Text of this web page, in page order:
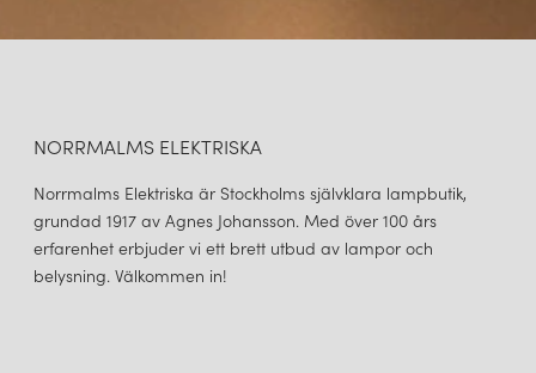
NORRMALMS ELEKTRISKA
Norrmalms Elektriska är Stockholms självklara lampbutik,
grundad 1917 av Agnes Johansson. Med över 100 års
erfarenhet erbjuder vi ett brett utbud av lampor och
belysning. Välkommen in!